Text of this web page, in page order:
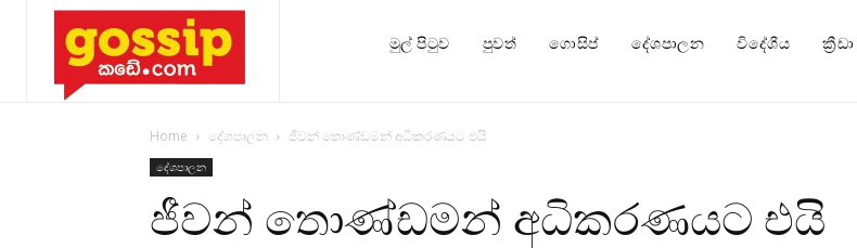
මුල් පිටුව පුවත් ගොසිප් දේශපාලන විදේශීය ක්‍රීඩා
Home දේශපාලන ජීවන් තොණ්ඩමන් අධිකරණයට එයි
දේශපාලන
ජීවන් තොණ්ඩමන් අධිකරණයට එයි